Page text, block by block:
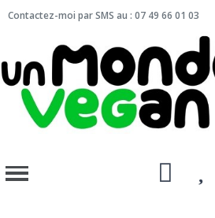
Contactez-moi par SMS au : 07 49 66 01 03